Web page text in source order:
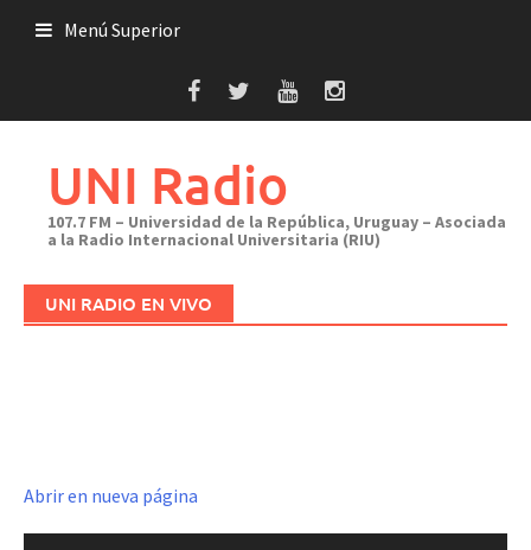
Menú Superior
UNI Radio
107.7 FM – Universidad de la República, Uruguay – Asociada
a la Radio Internacional Universitaria (RIU)
UNI RADIO EN VIVO
Abrir en nueva página